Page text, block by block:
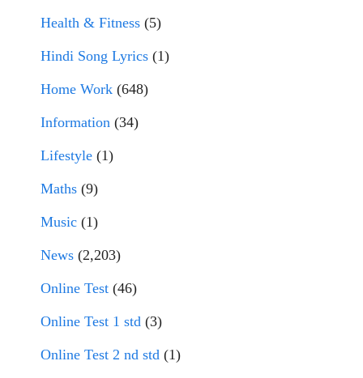
Health & Fitness (5)
Hindi Song Lyrics (1)
Home Work (648)
Information (34)
Lifestyle (1)
Maths (9)
Music (1)
News (2,203)
Online Test (46)
Online Test 1 std (3)
Online Test 2 nd std (1)